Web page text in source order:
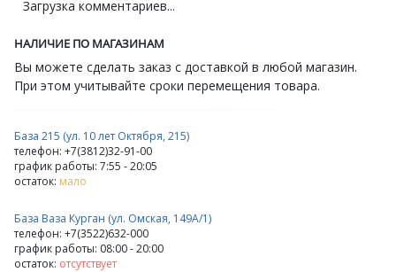
Загрузка комментариев...
НАЛИЧИЕ ПО МАГАЗИНАМ
Вы можете сделать заказ с доставкой в любой магазин.
При этом учитывайте сроки перемещения товара.
База 215 (ул. 10 лет Октября, 215)
телефон: +7(3812)32-91-00
график работы: 7:55 - 20:05
остаток: мало
База Ваза Курган (ул. Омская, 149А/1)
телефон: +7(3522)632-000
график работы: 08:00 - 20:00
остаток: отсутствует